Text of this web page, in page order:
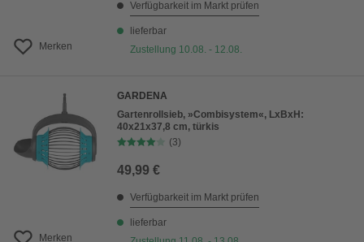
Merken
Verfügbarkeit im Markt prüfen
lieferbar
Zustellung 10.08. - 12.08.
Merken
GARDENA
Gartenrollsieb, »Combisystem«, LxBxH:
40x21x37,8 cm, türkis
(3)
49,99 €
Verfügbarkeit im Markt prüfen
lieferbar